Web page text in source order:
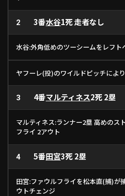
2 3番水谷1死 走者なし
水谷:外角低めのツーシームをレフト
ヤフーレ(投)のワイルドピッチによ
3 4番マルティネス2死 2塁
マルティネス:ランナー2塁 高めのス
フライ 2アウト
4 5番田宮3死 2塁
田宮:ファウルフライを松本直(捕)が
ウトチェンジ